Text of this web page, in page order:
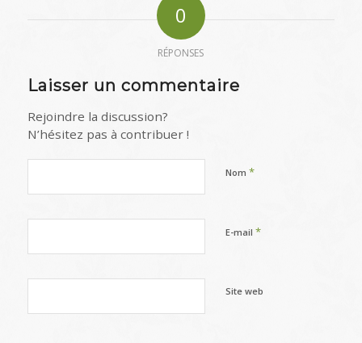
0
RÉPONSES
Laisser un commentaire
Rejoindre la discussion?
N’hésitez pas à contribuer !
Nom *
E-mail *
Site web